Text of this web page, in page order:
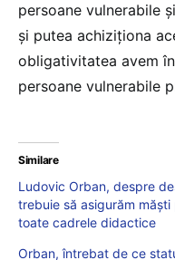
persoane vulnerabile
și putea achiziționa
obligativitatea avem
persoane vulnerabile
Similare
Ludovic Orban, despre
trebuie să asigurăm
toate cadrele didactice
Orban, întrebat de ce